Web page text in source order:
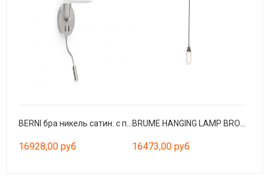
BERNI бра никель сатин. с подсветкой E27 20W L
16928,00 руб
BRUME HANGING LAMP BRONZE LED 3W 2700K
16473,00 руб